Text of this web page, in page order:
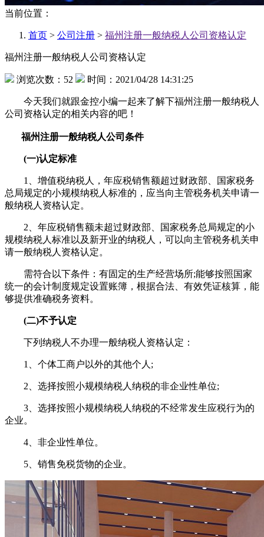
当前位置：
首页 > 公司注册 > 福州注册一般纳税人公司资格认定
福州注册一般纳税人公司资格认定
浏览次数：52 时间：2021/04/28 14:31:25
今天我们就跟金控小编一起来了解下福州注册一般纳税人
公司资格认定的相关内容的吧！
福州注册一般纳税人公司条件
(一)认定标准
1、增值税纳税人，年应税销售额超过财政部、国家税务
总局规定的小规模纳税人标准的，应当向主管税务机关申请一
般纳税人资格认定。
2、年应税销售额未超过财政部、国家税务总局规定的小
规模纳税人标准以及新开业的纳税人，可以向主管税务机关申
请一般纳税人资格认定。
需符合以下条件：有固定的生产经营场所;能够按照国家
统一的会计制度规定设置账簿，根据合法、有效凭证核算，能
够提供准确税务资料。
(二)不予认定
下列纳税人不办理一般纳税人资格认定：
1、个体工商户以外的其他个人;
2、选择按照小规模纳税人纳税的非企业性单位;
3、选择按照小规模纳税人纳税的不经常发生应税行为的
企业。
4、非企业性单位。
5、销售免税货物的企业。